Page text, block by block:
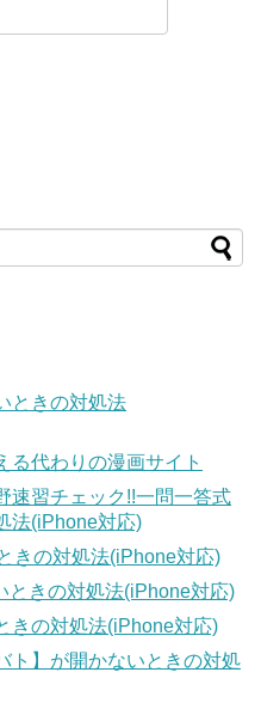
ときの対処法
る代わりの漫画サイト
速習チェック!!一問一答式
法(iPhone対応)
きの対処法(iPhone対応)
ときの対処法(iPhone対応)
きの対処法(iPhone対応)
ト】が開かないときの対処